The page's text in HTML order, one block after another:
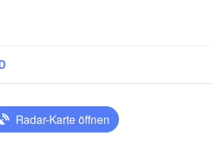
Radar-Karte öffnen
Campeche